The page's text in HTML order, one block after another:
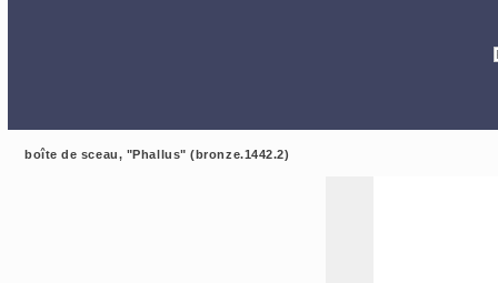
boîte de sceau, "Phallus" (bronze.1442.2)